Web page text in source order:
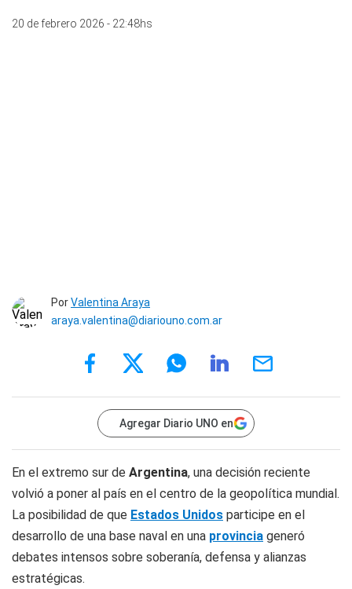
20 de febrero 2026 - 22:48hs
PorValentina Araya
araya.valentina@diariouno.com.ar
Agregar Diario UNO en
En el extremo sur de Argentina, una decisión reciente
volvió a poner al país en el centro de la geopolítica mundial.
La posibilidad de que Estados Unidos participe en el
desarrollo de una base naval en una provincia generó
debates intensos sobre soberanía, defensa y alianzas
estratégicas.